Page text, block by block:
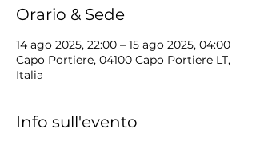
Orario & Sede
14 ago 2025, 22:00 – 15 ago 2025, 04:00
Capo Portiere, 04100 Capo Portiere LT,
Italia
Info sull'evento